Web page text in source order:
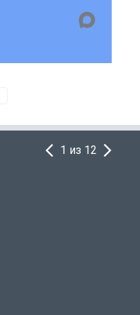
1 из 12